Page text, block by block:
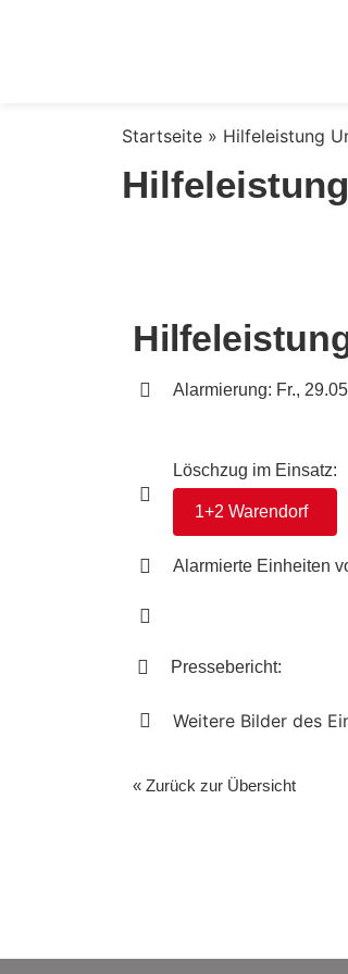
Startseite » Hilfeleistung
Alarmierung: Fr.,
Löschzug im Einsatz:
1+2 Warendorf
Alarmierte Einheiten
Pressebericht:
Weitere Bilder des
« Zurück zur Übersicht